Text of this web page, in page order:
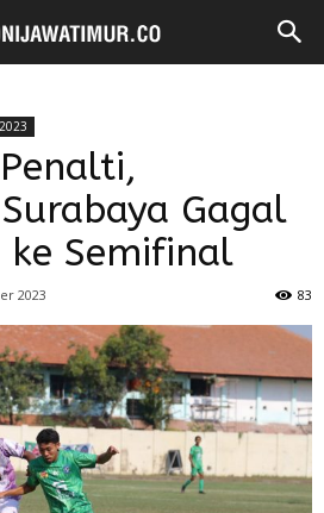
Gagal
ke Semifinal
2023 83